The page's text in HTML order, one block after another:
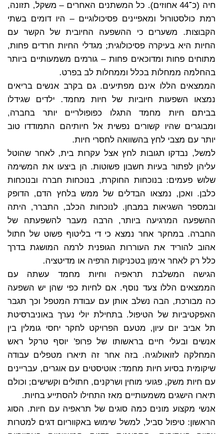
חיה (כ־44 אחוזים). כל המשתנים האחרים – משקל, תזונה,
רמת כולסטורול ומאפיינים פסיכולוגיים – היו דומים בשתי
הקבוצות. משערים כי ההשפעה החיובית של הקשר עם
החיות היא בעיקרה פסיכולוגית; מגדלי החיות חרדים פחות,
מתוחים פחות ומדוכאים פחות – גורמים משמעותיים ביותר
בהחלמה ממחלות בכלל וממחלות לב בפרט.
הממצאים הללו אינם מפתיעים. גם בקרב אנשים בריאים
נמצאו השפעות חיוביות של חיות מחמד. ילדים שגידלו
בביתם חיות מחמד התגלו כפופולריים יותר בחברה,
ומבוגרים שהיו קשורים נפשית אל חיותיהם התמודדו טוב
יותר עם מצבי לחץ בהשוואה לחסרי חיות.
למשל, נבדקו תגובות לחץ אצל עקרות בית, לאחר שהוטל
עליהן לפתור בעיות חשבון פשוטות. הן ביצעו את המשימה
שלוש פעמים: בנוכחות החוקרת, בנוכחות חברה ובנוכחות
כלבן. ואכן, נמצאו הבדלים של ממש בלחץ הדם, הדופק
ובמספר השגיאות במבחן. לנוכחות הכלב, התברר, היתה
ההשפעה המרגיעה ביותר, הרבה מעבר להשפעתה של
החברה. במחקר אחר נמצא כי די בליטוף פשוט של חתול
אהוב להוריד את העוררות הגופנית לרמה המושגת בדרך
כלל רק לאחר אימון בטכניקות הרפיה או מדיטציה.
הגישה המשלבת תראפיה וחיות מחמד עשתה עם
הממצאים הללו צעד נוסף. אם לחיות כפי שהן יש השפעה
כה מבורכת, הבה נשלב אותן עם עבודת המטפל וכך תגבר
האפקטיביות של הטיפול. בתחילת יולי נערך באוניברסיטת
תל אביב יום עיון, מטעם הפרויקט לחקר יחסי גומלין בין
אנשים ובעלי חיים בראשותו של פרופ' יוסף טרקל ראש
המחלקה לזואולוגיה. בזה אחר זה תיארו מטפלים עבודה
שיקומית בסיוע חיות מחמד: אוטיסטים עם אוגרים, עבריינים
עם חיות משק, פגועי מוחין ושרקנים, חתולים וקשישים; וכולם
תיארו הישגים משמעותיים מאז התחילו להסתייע בחיות.
אנשי מקצוע מונים כמה סוגים של תראפיה עם חיות. הסוג
הראשון: טיפול סביל, למשל שימוש באקווריום דגים למטרות